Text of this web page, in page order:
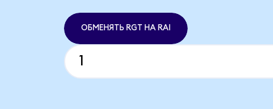
ОБМЕНЯТЬ RGT НА RAI